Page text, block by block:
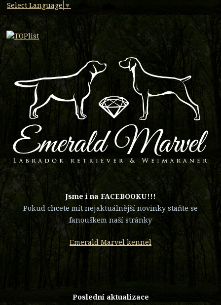
Select Language ▼
​Jsme i na FACEBOOKU!!!
Pokud chcete mít nejaktuálnější novinky staňte se
fanouškem naší stránky
Emerald Marvel kennel
Poslední aktualizace